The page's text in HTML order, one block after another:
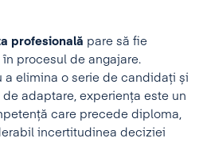
profesională pare să fie
procesul de angajare.
a elimina o serie de candidați și
adaptare, experiența este un
care precede diploma,
incertitudinea deciziei